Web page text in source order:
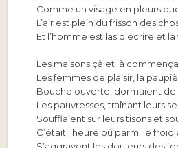
Comme un visage en pleurs
L’air est plein du frisson des
Et l’homme est las d’écrire et
Les maisons çà et là
Les femmes de plaisir, la
Bouche ouverte, dormaient de
Les pauvresses, traînant leurs
Soufflaient sur leurs tisons et
C’était l’heure où parmi le froid